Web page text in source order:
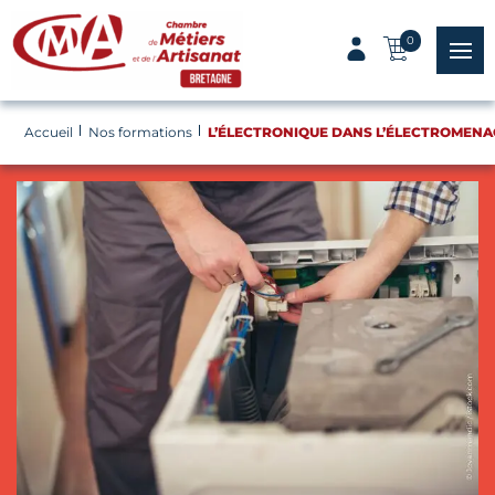
Panneau de gestion des cookies
0
menu
Accueil Nos formations L’ÉLECTRONIQUE DANS